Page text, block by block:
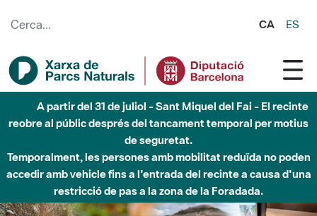
CA ES
A partir del 31 de juliol - Sant Miquel del Fai - El recinte
reobre al públic després del tancament temporal per motius
de seguretat.
Temporalment, les persones amb mobilitat reduïda no poden
accedir amb vehicle fins a l'entrada del recinte a causa d'una
restricció de pas a la zona de la Foradada.